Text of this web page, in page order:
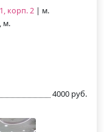
корп. 2 | м.
м.
4000 руб.